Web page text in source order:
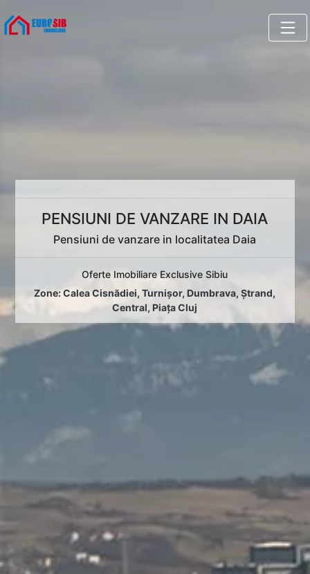
PENSIUNI DE VANZARE IN DAIA
Pensiuni de vanzare in localitatea Daia
Oferte Imobiliare Exclusive Sibiu
Zone:Calea Cisnădiei,Turnișor,Dumbrava,Ștrand,
Central, Piața Cluj